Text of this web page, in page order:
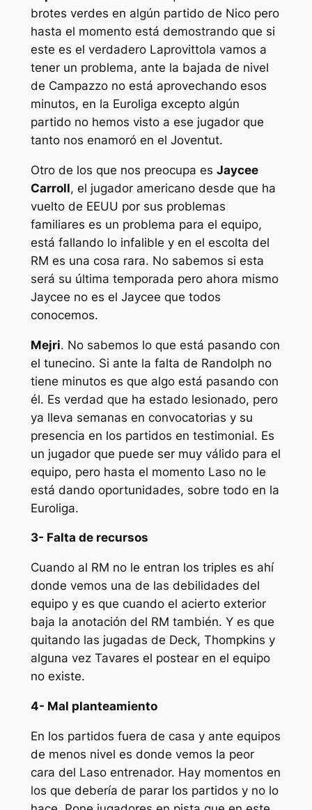
brotes verdes en algún partido de Nico pero
hasta el momento está demostrando que si
este es el verdadero Laprovittola vamos a
tener un problema, ante la bajada de nivel
de Campazzo no está aprovechando esos
minutos, en la Euroliga excepto algún
partido no hemos visto a ese jugador que
tanto nos enamoró en el Joventut.
Otro de los que nos preocupa es Jaycee
Carroll, el jugador americano desde que ha
vuelto de EEUU por sus problemas
familiares es un problema para el equipo,
está fallando lo infalible y en el escolta del
RM es una cosa rara. No sabemos si esta
será su última temporada pero ahora mismo
Jaycee no es el Jaycee que todos
conocemos.
Mejri. No sabemos lo que está pasando con
el tunecino. Si ante la falta de Randolph no
tiene minutos es que algo está pasando con
él. Es verdad que ha estado lesionado, pero
ya lleva semanas en convocatorias y su
presencia en los partidos en testimonial. Es
un jugador que puede ser muy válido para el
equipo, pero hasta el momento Laso no le
está dando oportunidades, sobre todo en la
Euroliga.
3- Falta de recursos
Cuando al RM no le entran los triples es ahí
donde vemos una de las debilidades del
equipo y es que cuando el acierto exterior
baja la anotación del RM también. Y es que
quitando las jugadas de Deck, Thompkins y
alguna vez Tavares el postear en el equipo
no existe.
4- Mal planteamiento
En los partidos fuera de casa y ante equipos
de menos nivel es donde vemos la peor
cara del Laso entrenador. Hay momentos en
los que debería de parar los partidos y no lo